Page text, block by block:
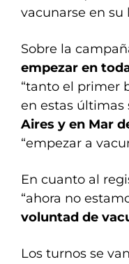
vacunarse en su
Sobre la
empezar en
“tanto el primer
en estas últimas
Aires y en Mar
“empezar a
En cuanto al
“ahora no
voluntad de
Los turnos se